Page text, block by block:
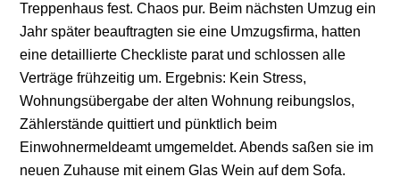
Treppenhaus fest. Chaos pur. Beim nächsten Umzug ein
Jahr später beauftragten sie eine Umzugsfirma, hatten
eine detaillierte Checkliste parat und schlossen alle
Verträge frühzeitig um. Ergebnis: Kein Stress,
Wohnungsübergabe der alten Wohnung reibungslos,
Zählerstände quittiert und pünktlich beim
Einwohnermeldeamt umgemeldet. Abends saßen sie im
neuen Zuhause mit einem Glas Wein auf dem Sofa.